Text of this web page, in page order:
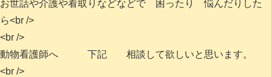
お世話や介護や看取りなどなどで 困ったり 悩んだりした
ら<br />
<br />
動物看護師へ 下記 相談して欲しいと思います。
<br />